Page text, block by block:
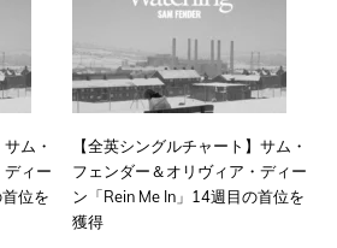
ム・
ディー
位を
【全英シングルチャート】サム・
フェンダー＆オリヴィア・ディー
ン「Rein Me In」14週目の首位を
獲得